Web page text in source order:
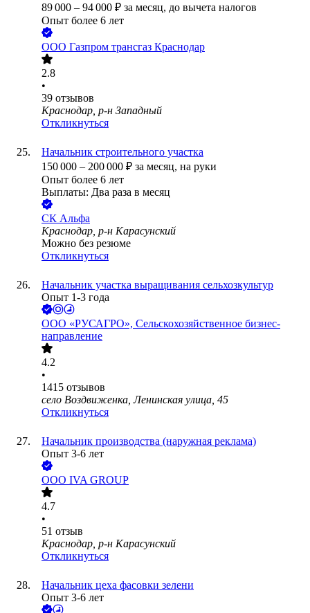
89 000 – 94 000 ₽ за месяц, до вычета налогов
Опыт более 6 лет
ООО Газпром трансгаз Краснодар
2.8
•
39 отзывов
Краснодар, р-н Западный
Откликнуться
Начальник строительного участка
150 000 – 200 000 ₽ за месяц, на руки
Опыт более 6 лет
Выплаты: Два раза в месяц
СК Альфа
Краснодар, р-н Карасунский
Можно без резюме
Откликнуться
Начальник участка выращивания сельхозкультур
Опыт 1-3 года
ООО «РУСАГРО», Сельскохозяйственное бизнес-
направление
4.2
•
1415 отзывов
село Воздвиженка, Ленинская улица, 45
Откликнуться
Начальник производства (наружная реклама)
Опыт 3-6 лет
ООО IVA GROUP
4.7
•
51 отзыв
Краснодар, р-н Карасунский
Откликнуться
Начальник цеха фасовки зелени
Опыт 3-6 лет